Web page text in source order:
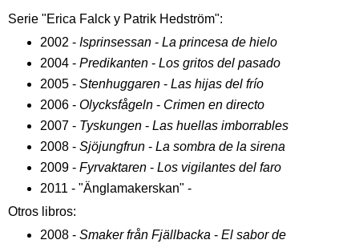
Serie "Erica Falck y Patrik Hedström":
2002 - Isprinsessan- La princesa de hielo
2004 - Predikanten- Los gritos del pasado
2005 - Stenhuggaren- Las hijas del frío
2006 - Olycksfågeln- Crimen en directo
2007 - Tyskungen- Las huellas imborrables
2008 - Sjöjungfrun- La sombra de la sirena
2009 - Fyrvaktaren- Los vigilantes del faro
2011 - "Änglamakerskan" -
Otros libros:
2008 - Smaker från Fjällbacka - El sabor de